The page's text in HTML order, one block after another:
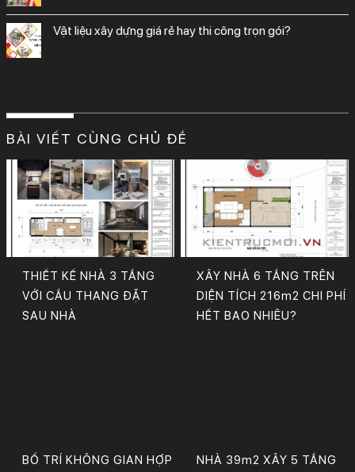
vật liệu xây dựng giá rẻ hay thi công trọn gói?
BÀI VIẾT CÙNG CHỦ ĐỀ
THIẾT KẾ NHÀ 3 TẦNG
VỚI CẦU THANG ĐẶT
SAU NHÀ
XÂY NHÀ 6 TẦNG TRÊN
DIỆN TÍCH 216m2 CHI PHÍ
HẾT BAO NHIÊU?
BỐ TRÍ KHÔNG GIAN HỢP
NHÀ 39m2 XÂY 5 TẦNG